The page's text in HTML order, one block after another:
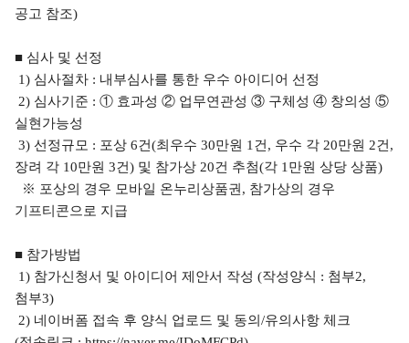
공고 참조)
■ 심사 및 선정
1) 심사절차 : 내부심사를 통한 우수 아이디어 선정
2) 심사기준 : ① 효과성 ② 업무연관성 ③ 구체성 ④ 창의성 ⑤
실현가능성
3) 선정규모 : 포상 6건(최우수 30만원 1 건 , 우수 각 20만원 2건 ,
장려 각 10만원 3건) 및 참가상 20건 추첨(각 1 만원 상당 상품)
※ 포상의 경우 모바일 온누리상품권 , 참가상의 경우
기프티콘으로 지급
■ 참가방법
1) 참가신청서 및 아이디어 제안서 작성 (작성양식 : 첨부2,
첨부3)
2) 네이버폼 접속 후 양식 업로드 및 동의 /유의사항 체크